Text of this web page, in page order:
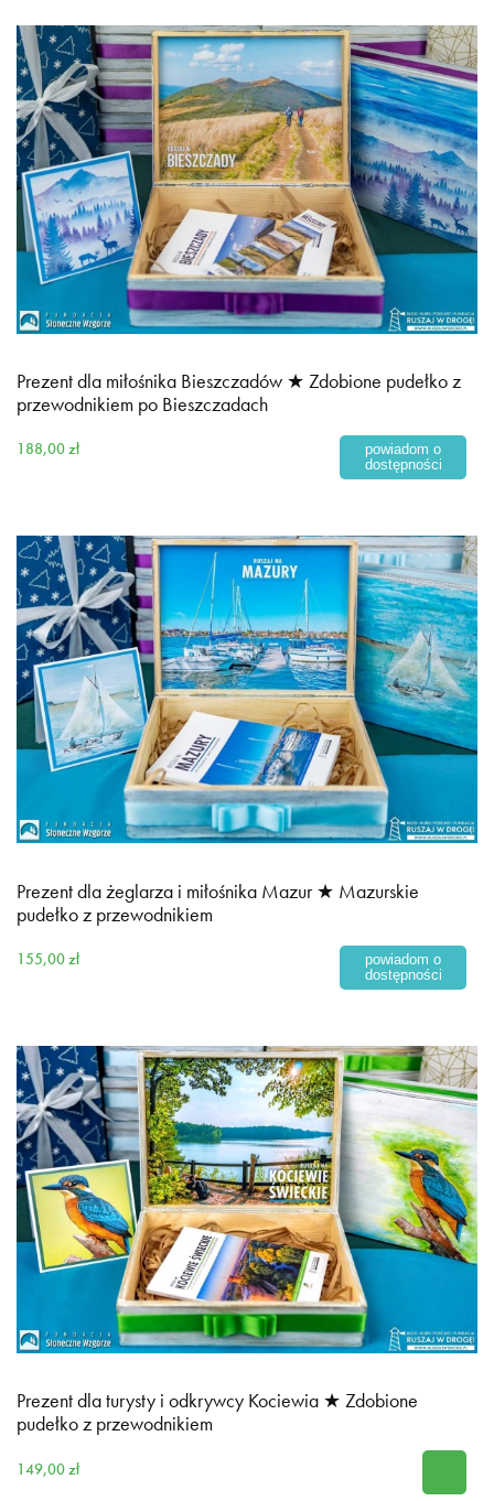
Prezent dla miłośnika Bieszczadów ★ Zdobione pudełko z
przewodnikiem po Bieszczadach
188,00 zł
powiadom o
dostępności
Prezent dla żeglarza i miłośnika Mazur ★ Mazurskie
pudełko z przewodnikiem
155,00 zł
powiadom o
dostępności
Prezent dla turysty i odkrywcy Kociewia ★ Zdobione
pudełko z przewodnikiem
149,00 zł